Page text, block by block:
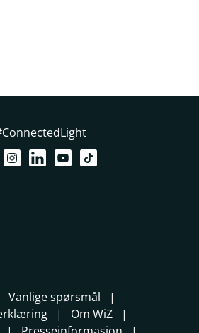
Vanlige spørsmål
Om WiZ